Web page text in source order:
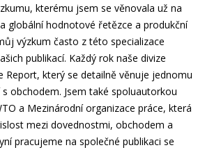
kterému jsem se věnovala už na
globální hodnotové řetězce a produkční
výzkum často z této specializace
publikací. Každý rok naše divize
Report, který se detailně věnuje jednomu
obchodem. Jsem také spoluautorkou
a Mezinárodní organizace práce, která
mezi dovednostmi, obchodem a
pracujeme na společné publikaci se